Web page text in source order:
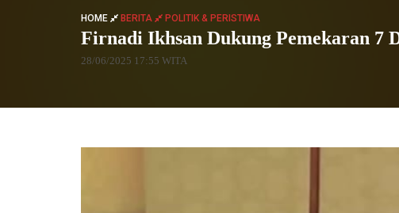
HOME BERITA POLITIK & PERISTIWA
Firnadi Ikhsan Dukung Pemekaran 7
28/06/2025 17:55 WITA